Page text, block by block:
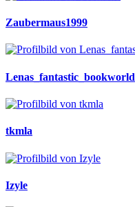
Zaubermaus1999
Lenas_fantastic_bookworld
tkmla
Izyle